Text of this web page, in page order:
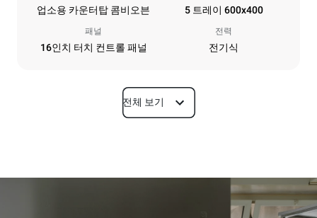
업소용 카운터탑 콤비오븐 5 트레이 600x400
패널
16인치 터치 컨트롤 패널
전력
전기식
치수
100 kg
전체 보기